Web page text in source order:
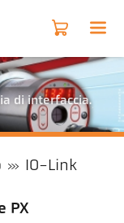
di interfaccia.
IO-Link
PX